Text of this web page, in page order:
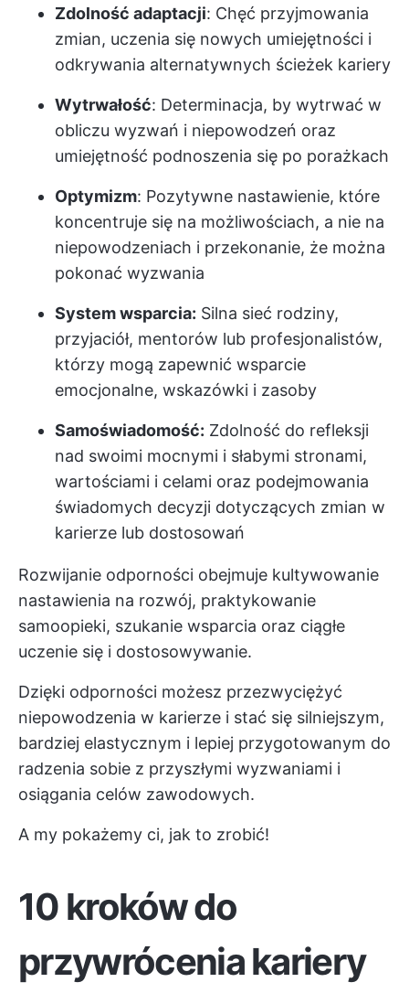
Zdolność adaptacji: Chęć przyjmowania
zmian, uczenia się nowych umiejętności i
odkrywania alternatywnych ścieżek kariery
Wytrwałość: Determinacja, by wytrwać w
obliczu wyzwań i niepowodzeń oraz
umiejętność podnoszenia się po porażkach
Optymizm: Pozytywne nastawienie, które
koncentruje się na możliwościach, a nie na
niepowodzeniach i przekonanie, że można
pokonać wyzwania
System wsparcia: Silna sieć rodziny,
przyjaciół, mentorów lub profesjonalistów,
którzy mogą zapewnić wsparcie
emocjonalne, wskazówki i zasoby
Samoświadomość: Zdolność do refleksji
nad swoimi mocnymi i słabymi stronami,
wartościami i celami oraz podejmowania
świadomych decyzji dotyczących zmian w
karierze lub dostosowań
Rozwijanie odporności obejmuje kultywowanie
nastawienia na rozwój, praktykowanie
samoopieki, szukanie wsparcia oraz ciągłe
uczenie się i dostosowywanie.
Dzięki odporności możesz przezwyciężyć
niepowodzenia w karierze i stać się silniejszym,
bardziej elastycznym i lepiej przygotowanym do
radzenia sobie z przyszłymi wyzwaniami i
osiągania celów zawodowych.
A my pokażemy ci, jak to zrobić!
10 kroków do
przywrócenia kariery